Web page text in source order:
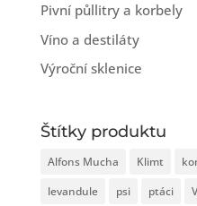
Pivní půllitry a korbely
Víno a destiláty
Výroční sklenice
Štítky produktu
Alfons Mucha Klimt
levandule
psi ptáci